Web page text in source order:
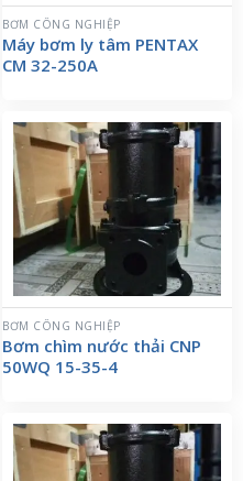
BƠM CÔNG NGHIỆP
Máy bơm ly tâm PENTAX
CM 32-250A
BƠM CÔNG NGHIỆP
Bơm chìm nước thải CNP
50WQ 15-35-4